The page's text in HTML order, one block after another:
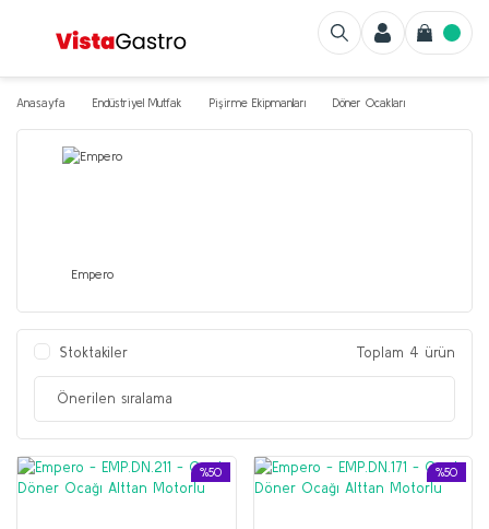
Anasayfa Endüstriyel Mutfak Pişirme Ekipmanları Döner Ocakları
Empero
Stoktakiler Toplam 4 ürün
%50 %50